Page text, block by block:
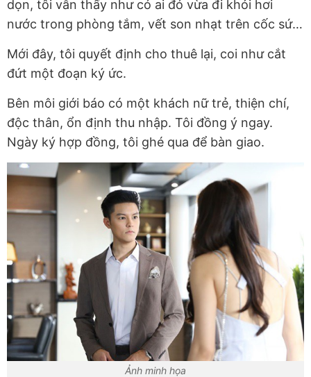
dọn, tôi vẫn thấy như có ai đó vừa đi khỏi hơi
nước trong phòng tắm, vết son nhạt trên cốc sứ…
Mới đây, tôi quyết định cho thuê lại, coi như cắt
đứt một đoạn ký ức.
Bên môi giới báo có một khách nữ trẻ, thiện chí,
độc thân, ổn định thu nhập. Tôi đồng ý ngay.
Ngày ký hợp đồng, tôi ghé qua để bàn giao.
Ảnh minh họa